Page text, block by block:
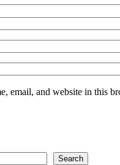
email, and website in this
Search